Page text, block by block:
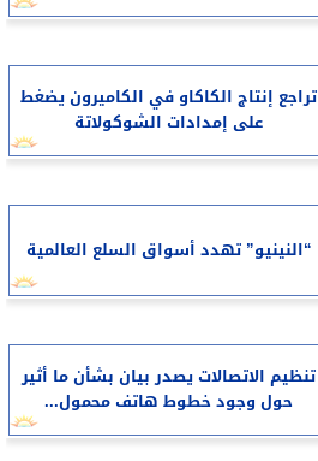
تراجع إنتاج الكاكاو في الكاميرون يضغط
على إمدادات الشوكولاتة
“النينيو” تهدد أسواق السلع العالمية
تنظيم الاتصالات يصدر بيان بشأن ما أثير
حول وجود خطوط هاتف محمول...